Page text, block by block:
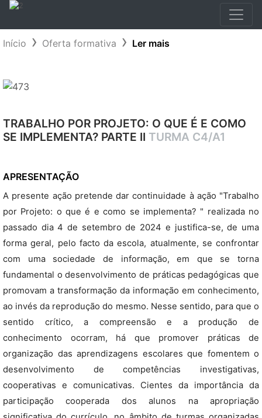
Início Oferta formativa Ler mais
TRABALHO POR PROJETO: O QUE É E COMO
SE IMPLEMENTA? PARTE II TURMA C4/A1
APRESENTAÇÃO
A presente ação pretende dar continuidade à ação "Trabalho
por Projeto: o que é e como se implementa? " realizada no
passado dia 4 de setembro de 2024 e justifica-se, de uma
forma geral, pelo facto da escola, atualmente, se confrontar
com uma sociedade de informação, em que se torna
fundamental o desenvolvimento de práticas pedagógicas que
promovam a transformação da informação em conhecimento,
ao invés da reprodução do mesmo. Nesse sentido, para que o
sentido crítico, a compreensão e a produção de
conhecimento ocorram, há que promover práticas de
organização das aprendizagens escolares que fomentem o
desenvolvimento de competências investigativas,
cooperativas e comunicativas. Cientes da importância da
participação cooperada dos alunos na apropriação